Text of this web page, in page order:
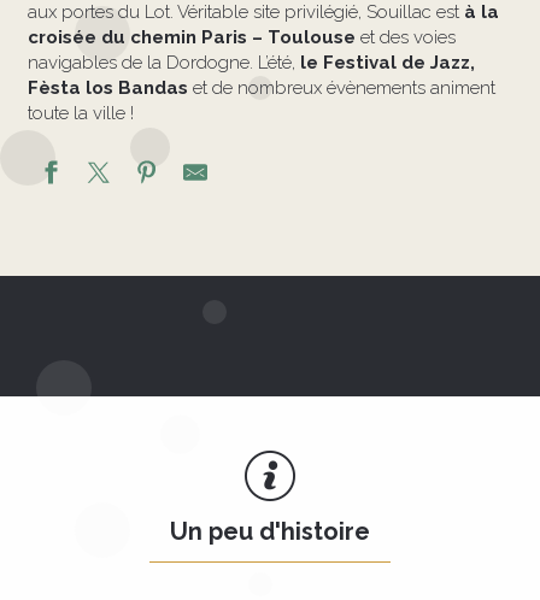
aux portes du Lot. Véritable site privilégié, Souillac est à la
croisée du chemin Paris – Toulouse et des voies
navigables de la Dordogne. L’été, le Festival de Jazz,
Fèsta los Bandas et de nombreux évènements animent
toute la ville !
Un peu d'histoire